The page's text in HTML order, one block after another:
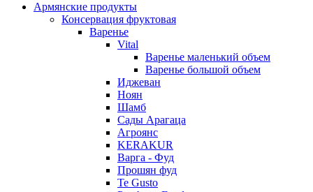
Армянские продукты
Консервация фруктовая
Варенье
Vital
Варенье маленький объем
Варенье большой объем
Иджеван
Ноян
Шамб
Сады Арагаца
Агроянс
KERAKUR
Варга - Фуд
Прошян фуд
Te Gusto